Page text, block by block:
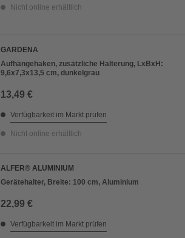
Nicht online erhältlich
GARDENA
Aufhängehaken, zusätzliche Halterung, LxBxH:
9,6x7,3x13,5 cm, dunkelgrau
13,49 €
Verfügbarkeit im Markt prüfen
Nicht online erhältlich
ALFER® ALUMINIUM
Gerätehalter, Breite: 100 cm, Aluminium
22,99 €
Verfügbarkeit im Markt prüfen